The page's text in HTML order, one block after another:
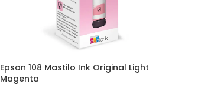
Epson 108 Mastilo Ink Original Light
Magenta